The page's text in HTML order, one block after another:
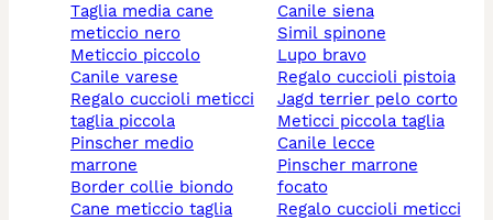
taglia media cane
meticcio nero
meticcio piccolo
canile varese
regalo cuccioli meticci
taglia piccola
pinscher medio
marrone
border collie biondo
cane meticcio taglia
canile siena
simil spinone
lupo bravo
regalo cuccioli pistoia
jagd terrier pelo corto
meticci piccola taglia
canile lecce
pinscher marrone
focato
regalo cuccioli meticci